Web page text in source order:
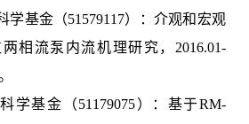
学基金（51579117）：介观和宏观
相流泵内流机理研究，2016.01-
学基金（51179075）：基于RM-